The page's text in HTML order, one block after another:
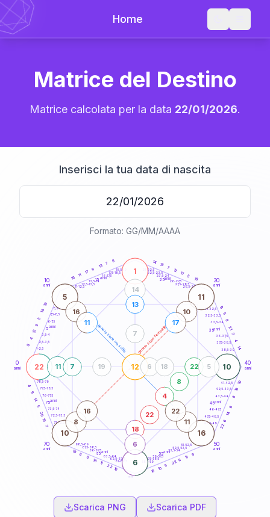
Home
Matrice del Destino
Matrice calcolata per la data 22/01/2026.
Inserisci la tua data di nascita
Formato: GG/MM/AAAA
generazione maschile generazione femminile
0
anni
10
anni
30
anni
40
anni
50
anni
60
70
anni
1-2,5
2,5-3,5
3,5-4
6-7,5
7,5-8,5
8,5-9
11-12,5
12,5-13,5
13,5-14
16-17,5
17,5-18,5
18,5-19
21-22,5
22,5-23,5
23,5-24
26-27,5
27,5-28,5
28,5-29
31-32,5
32,5-33,5
33,5-34
36-37,5
37,5-38,5
38,5-39
41-42,5
42,5-43,5
43,5-44
46-47,5
47,5-48,5
48,5-49
51-52,5
52,5-53,5
53,5-54
56-57,5
57,5-58,5
58,5-59
61-62,5
62,5-63,5
63,5-64
66-67,5
67,5-68,5
68,5-69
71-72,5
72,5-73,5
73,5-74
76-77,5
77,5-78,5
78,5-79
8
4
13
9
5
14
19
16
11
17
6
13 7
8 14
13 7
12
17 5
16
16
5
8
21
7
4
14
10
18
8
8
14
6
22
9
11
6
22
5
10
16
10
22
11
16
6
8
18
7
15
20
5
14
9
4
22
1
10
6
12
5 11
10 16
18
22
4
8
22
11
14
5
6
7
13
6 18
19
7
16
11
10
17
8
16
11
22
5anni
15 anni 25anni
35anni
45anni
55anni
65anni
75anni
Scarica PNG Scarica PDF